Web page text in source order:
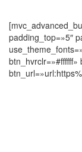
padding_top=»5″
btn_hvrclr=»#ffffff»